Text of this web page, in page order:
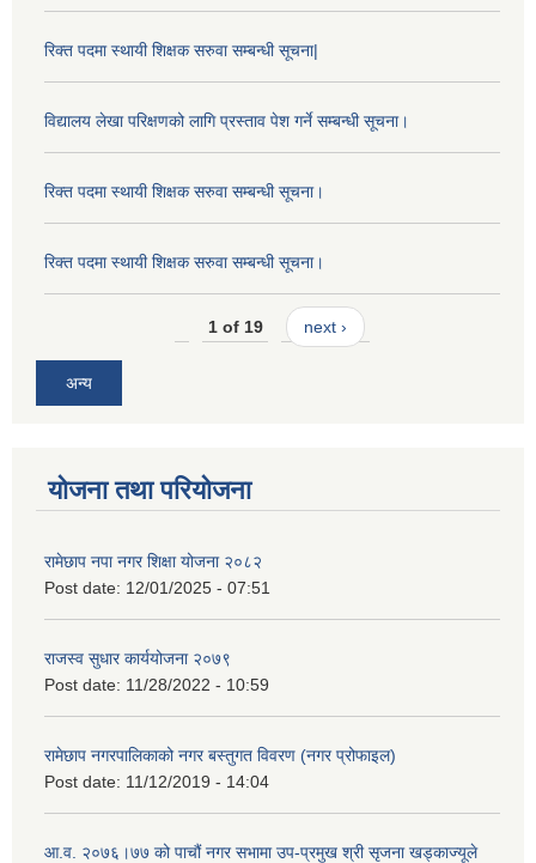
रिक्त पदमा स्थायी शिक्षक सरुवा सम्बन्धी सूचना|
विद्यालय लेखा परिक्षणको लागि प्रस्ताव पेश गर्ने सम्बन्धी सूचना।
रिक्त पदमा स्थायी शिक्षक सरुवा सम्बन्धी सूचना।
रिक्त पदमा स्थायी शिक्षक सरुवा सम्बन्धी सूचना।
1 of 19 next ›
अन्य
योजना तथा परियोजना
रामेछाप नपा नगर शिक्षा योजना २०८२
Post date: 12/01/2025 - 07:51
राजस्व सुधार कार्ययोजना २०७९
Post date: 11/28/2022 - 10:59
रामेछाप नगरपालिकाको नगर बस्तुगत विवरण (नगर प्रोफाइल)
Post date: 11/12/2019 - 14:04
आ.व. २०७६।७७ को पाचौं नगर सभामा उप-प्रमुख श्री सृजना खड्काज्यूले